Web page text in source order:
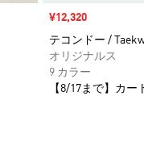
セール価格
¥12,320
テコンドー /
オリジナルス
9 カラー
【8/17まで】カー